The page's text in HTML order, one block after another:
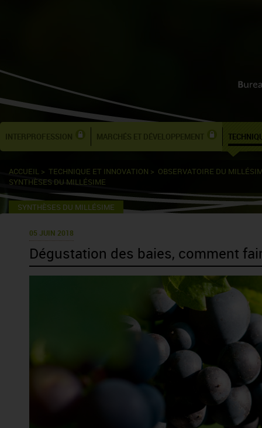
INTERPROFESSION MARCHÉS ET DÉVELOPPEMENT
ACCUEIL > TECHNIQUE ET INNOVATION > OBSERVATOIRE DU
SYNTHÈSES DU MILLÉSIME
SYNTHÈSES DU MILLÉSIME
05 JUIN 2018
Dégustation des baies, comment